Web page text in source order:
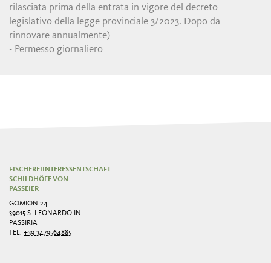
rilasciata prima della entrata in vigore del decreto
legislativo della legge provinciale 3/2023. Dopo da
rinnovare annualmente)
- Permesso giornaliero
FISCHEREIINTERESSENTSCHAFT
SCHILDHÖFE VON
PASSEIER
GOMION 24
39015 S. LEONARDO IN
PASSIRIA
TEL.+39 3479564885